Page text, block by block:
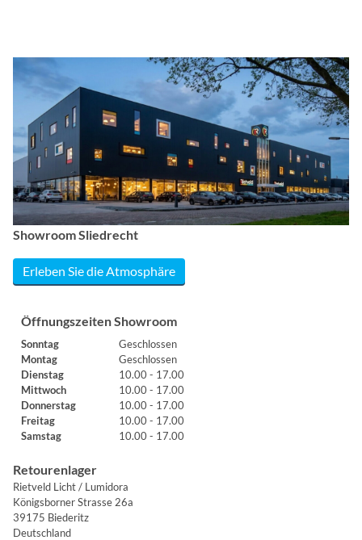
Showroom Sliedrecht
Erleben Sie die Atmosphäre
Öffnungszeiten Showroom
Sonntag
Geschlossen
Montag
Geschlossen
Dienstag
10.00 - 17.00
Mittwoch
10.00 - 17.00
Donnerstag
10.00 - 17.00
Freitag
10.00 - 17.00
Samstag
10.00 - 17.00
Retourenlager
Rietveld Licht / Lumidora
Königsborner Strasse 26a
39175 Biederitz
Deutschland